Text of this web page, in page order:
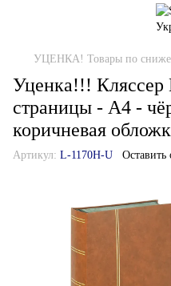
УЦЕНКА! Товары по
Уценка!!! Кляссер
страницы - А4 -
коричневая
Артикул: L-1170H-U Оставить